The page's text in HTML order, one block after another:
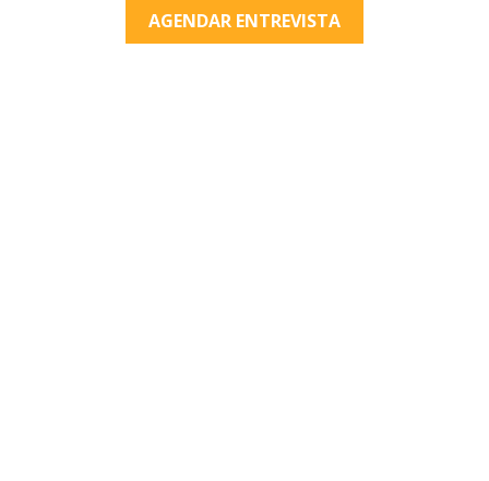
AGENDAR ENTREVISTA